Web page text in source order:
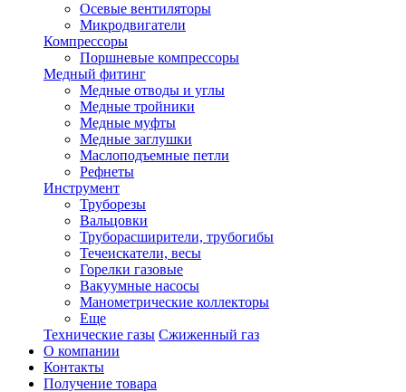
Осевые вентиляторы
Микродвигатели
Компрессоры
Поршневые компрессоры
Медный фитинг
Медные отводы и углы
Медные тройники
Медные муфты
Медные заглушки
Маслоподъемные петли
Рефнеты
Инструмент
Труборезы
Вальцовки
Труборасширители, трубогибы
Течеискатели, весы
Горелки газовые
Вакуумные насосы
Манометрические коллекторы
Еще
Технические газы Сжиженный газ
О компании
Контакты
Получение товара